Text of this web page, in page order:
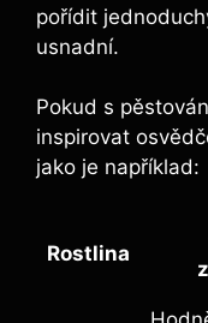
pořídit
usnadní.
Pokud s
inspirovat
jako je například:
Rostlina